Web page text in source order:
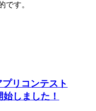
です。
プリコンテスト
しました！